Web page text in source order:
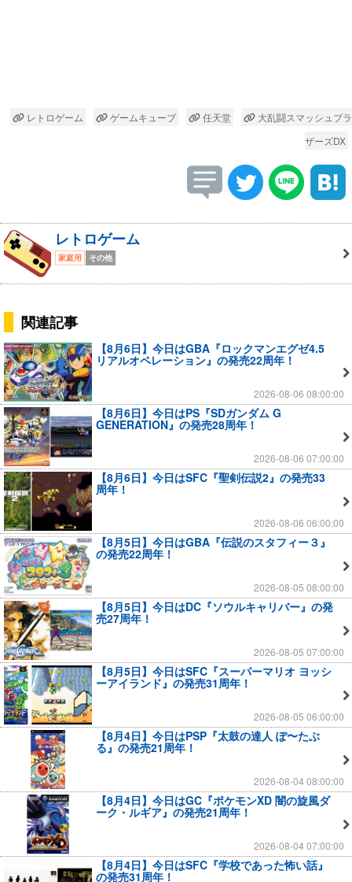
レトロゲーム ゲームキューブ 任天堂
大乱闘スマッシュブラ
ザーズDX
レトロゲーム
家庭用 その他
関連記事
【8月6日】今日はGBA『ロックマンエグゼ4.5
リアルオペレーション』の発売22周年！
2026-08-06 08:00:00
【8月6日】今日はPS『SDガンダム G
GENERATION』の発売28周年！
2026-08-06 07:00:00
【8月6日】今日はSFC『聖剣伝説2』の発売33
周年！
2026-08-06 06:00:00
【8月5日】今日はGBA『伝説のスタフィー３』
の発売22周年！
2026-08-05 08:00:00
【8月5日】今日はDC『ソウルキャリバー』の発
売27周年！
2026-08-05 07:00:00
【8月5日】今日はSFC『スーパーマリオ ヨッシ
ーアイランド』の発売31周年！
2026-08-05 06:00:00
【8月4日】今日はPSP『太鼓の達人 ぽ〜たぶ
る』の発売21周年！
2026-08-04 08:00:00
【8月4日】今日はGC『ポケモンXD 闇の旋風ダ
ーク・ルギア』の発売21周年！
2026-08-04 07:00:00
【8月4日】今日はSFC『学校であった怖い話』
の発売31周年！